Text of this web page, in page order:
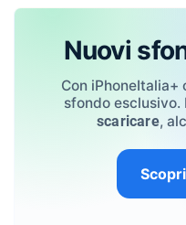
Nuovi
Con iPhoneItalia+
sfondo esclusivo.
scaricare,